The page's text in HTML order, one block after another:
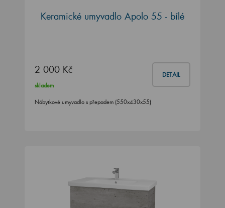
Keramické umyvadlo Apolo 55 - bílé
2 000 Kč DETAIL
skladem
Nábytkové umyvadlo s přepadem (550x430x55)